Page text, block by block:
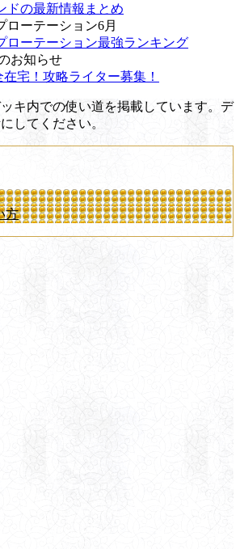
ドの最新情報まとめ
ローテーション6月
ローテーション最強ランキング
お知らせ
宅！攻略ライター募集！
キ内での使い道を掲載しています。デ
してください。
方